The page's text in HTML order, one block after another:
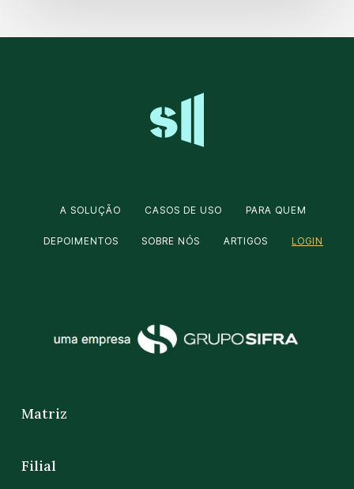
A SOLUÇÃO CASOS DE USO PARA QUEM
DEPOIMENTOS SOBRE NÓS ARTIGOS LOGIN
Matriz
Filial